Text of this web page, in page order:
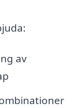
av